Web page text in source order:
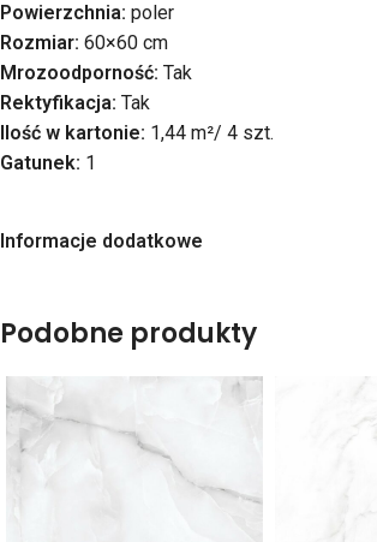
Powierzchnia: poler
Rozmiar: 60×60 cm
Mrozoodporność: Tak
Rektyfikacja: Tak
Ilość w kartonie: 1,44 m²/ 4 szt.
Gatunek: 1
Informacje dodatkowe
Podobne produkty